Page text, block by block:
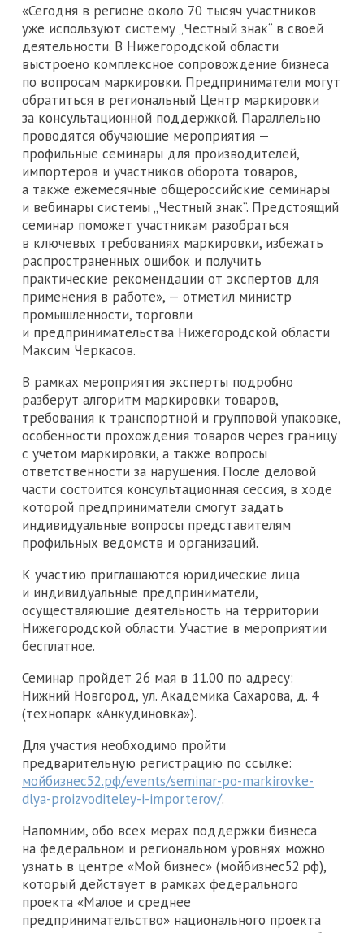
«Сегодня в регионе около 70 тысяч участников
уже используют систему „Честный знак“ в своей
деятельности. В Нижегородской области
выстроено комплексное сопровождение бизнеса
по вопросам маркировки. Предприниматели могут
обратиться в региональный Центр маркировки
за консультационной поддержкой. Параллельно
проводятся обучающие мероприятия —
профильные семинары для производителей,
импортеров и участников оборота товаров,
а также ежемесячные общероссийские семинары
и вебинары системы „Честный знак“. Предстоящий
семинар поможет участникам разобраться
в ключевых требованиях маркировки, избежать
распространенных ошибок и получить
практические рекомендации от экспертов для
применения в работе», — отметил министр
промышленности, торговли
и предпринимательства Нижегородской области
Максим Черкасов.
В рамках мероприятия эксперты подробно
разберут алгоритм маркировки товаров,
требования к транспортной и групповой упаковке,
особенности прохождения товаров через границу
с учетом маркировки, а также вопросы
ответственности за нарушения. После деловой
части состоится консультационная сессия, в ходе
которой предприниматели смогут задать
индивидуальные вопросы представителям
профильных ведомств и организаций.
К участию приглашаются юридические лица
и индивидуальные предприниматели,
осуществляющие деятельность на территории
Нижегородской области. Участие в мероприятии
бесплатное.
Семинар пройдет 26 мая в 11.00 по адресу:
Нижний Новгород, ул. Академика Сахарова, д. 4
(технопарк «Анкудиновка»).
Для участия необходимо пройти
предварительную регистрацию по ссылке:
мойбизнес52.рф/events/seminar-po-markirovke-
dlya-proizvoditeley-i-importerov/.
Напомним, обо всех мерах поддержки бизнеса
на федеральном и региональном уровнях можно
узнать в центре «Мой бизнес» (мойбизнес52.рф),
который действует в рамках федерального
проекта «Малое и среднее
предпринимательство» национального проекта